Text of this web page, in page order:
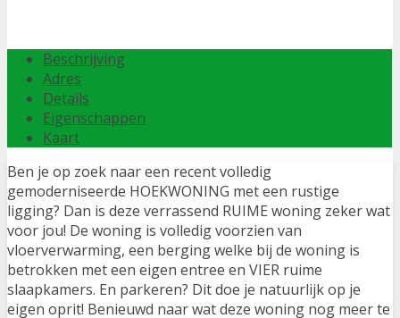
Beschrijving
Adres
Details
Eigenschappen
Kaart
Ben je op zoek naar een recent volledig
gemoderniseerde HOEKWONING met een rustige
ligging? Dan is deze verrassend RUIME woning zeker wat
voor jou! De woning is volledig voorzien van
vloerverwarming, een berging welke bij de woning is
betrokken met een eigen entree en VIER ruime
slaapkamers. En parkeren? Dit doe je natuurlijk op je
eigen oprit! Benieuwd naar wat deze woning nog meer te